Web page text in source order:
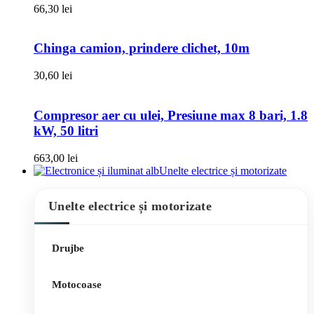
66,30 lei
Chinga camion, prindere clichet, 10m
30,60 lei
Compresor aer cu ulei, Presiune max 8 bari, 1.8
kW, 50 litri
663,00 lei
Unelte electrice și motorizate
Unelte electrice și motorizate
Drujbe
Motocoase